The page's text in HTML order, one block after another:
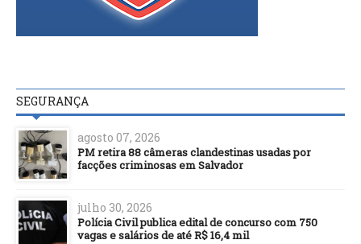
SEGURANÇA
agosto 07, 2026
PM retira 88 câmeras clandestinas usadas por
facções criminosas em Salvador
julho 30, 2026
Polícia Civil publica edital de concurso com 750
vagas e salários de até R$ 16,4 mil